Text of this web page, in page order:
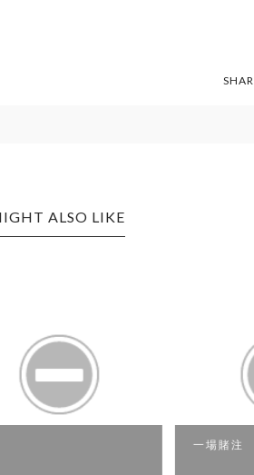
ALSO LIKE
一場賭注